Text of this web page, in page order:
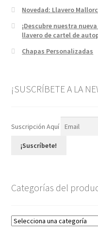
Novedad: Llavero
¡Descubre nuestra
llavero de cartel de
Chapas Personalizadas
¡SUSCRÍBETE A LA
Suscripción Aquí
¡Suscríbete!
Categorías del